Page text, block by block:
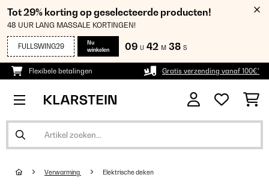
Tot 29% korting op geselecteerde producten!
48 UUR LANG MASSALE KORTINGEN!
FULLSWING29
Nu
winkelen
09 U 42 M 37 S
Flexibele betalingen Gratis verzending vanaf 100€*
Verwarming Elektrische deken